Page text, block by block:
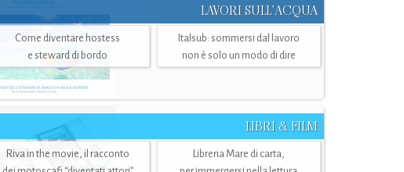
LAVORI SULL’ACQUA
Come diventare hostess
e steward di bordo
Italsub: sommersi dal lavoro
non è solo un modo di dire
LIBRI & FILM
Riva in the movie, il racconto
Libreria Mare di carta,